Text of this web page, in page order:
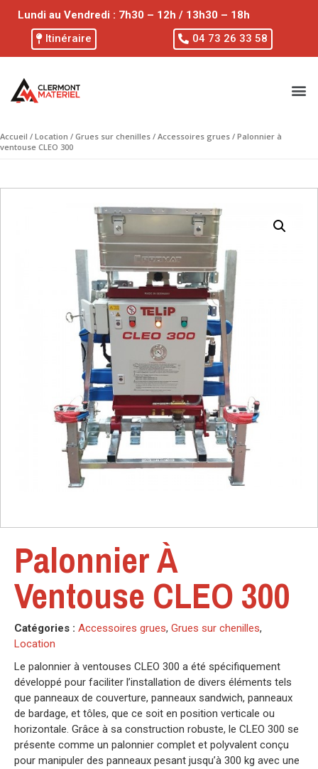
Lundi au Vendredi : 7h30 – 12h / 13h30 – 18h
Itinéraire
04 73 26 33 58
Accueil / Location / Grues sur chenilles / Accessoires grues / Palonnier à
ventouse CLEO 300
Palonnier À
Ventouse CLEO 300
Catégories : Accessoires grues, Grues sur chenilles,
Location
Le palonnier à ventouses CLEO 300 a été spécifiquement
développé pour faciliter l’installation de divers éléments tels
que panneaux de couverture, panneaux sandwich, panneaux
de bardage, et tôles, que ce soit en position verticale ou
horizontale. Grâce à sa construction robuste, le CLEO 300 se
présente comme un palonnier complet et polyvalent conçu
pour manipuler des panneaux pesant jusqu’à 300 kg avec une